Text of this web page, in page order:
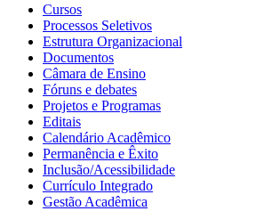
Cursos
Processos Seletivos
Estrutura Organizacional
Documentos
Câmara de Ensino
Fóruns e debates
Projetos e Programas
Editais
Calendário Acadêmico
Permanência e Êxito
Inclusão/Acessibilidade
Currículo Integrado
Gestão Acadêmica